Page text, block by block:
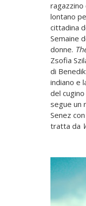
lontano
cittadina
Semaine
donne.
Zsofia
di
indiano e
del
segue un
Senez
tratta da